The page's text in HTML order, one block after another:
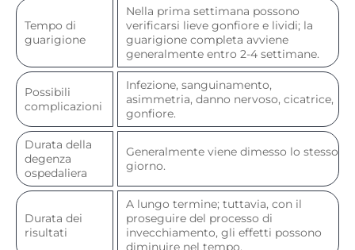
Tempo di
guarigione
Nella prima settimana possono
verificarsi lieve gonfiore e lividi; la
guarigione completa avviene
generalmente entro 2-4 settimane.
Possibili
complicazioni
Infezione, sanguinamento,
asimmetria, danno nervoso, cicatrice,
gonfiore.
Durata della
degenza
ospedaliera
Generalmente viene dimesso lo stesso
giorno.
Durata dei
risultati
A lungo termine; tuttavia, con il
proseguire del processo di
invecchiamento, gli effetti possono
diminuire nel tempo.